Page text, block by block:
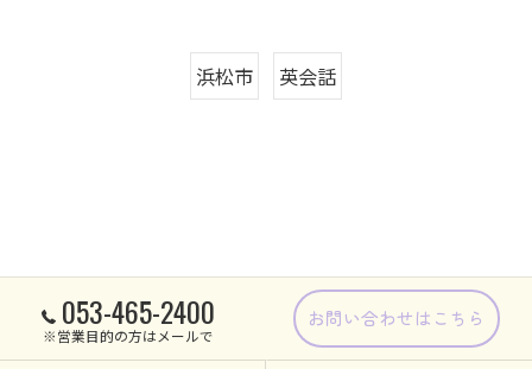
浜松市 英会話
053-465-2400
※営業目的の方はメールで
お問い合わせはこちら